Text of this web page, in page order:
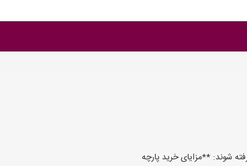
شوند: **مزایای خرید پارچه